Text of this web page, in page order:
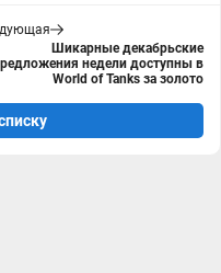
Шикарные декабрьские
недели доступны в
World of Tanks за золото